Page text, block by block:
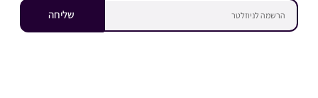
שליחה